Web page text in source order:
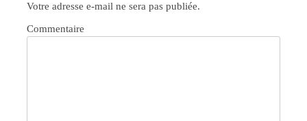
Votre adresse e-mail ne sera pas publiée.
Commentaire